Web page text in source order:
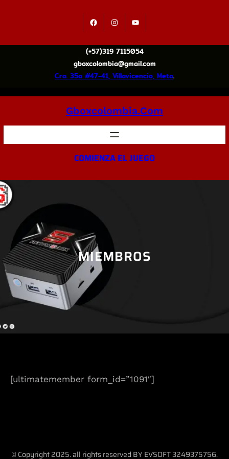
(+57)319 7115054
gboxcolombia@gmail.com
Cra. 35a #47-41, Villavicencio, Meta.
Gboxcolombia.com
COMIENZA EL JUEGO
MIEMBROS
[ultimatemember form_id=”1091″]
© Copyright 2025. all rights reserved BY EVSOFT 3249375756.